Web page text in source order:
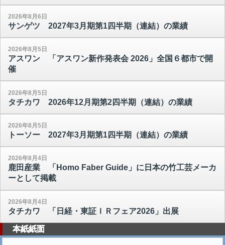
2026年8月6日
サンゲツ 2027年3月期第1四半期（連結）の業績
2026年8月5日
アスワン 「アスワン新作発表会 2026」全国６都市で開
催
2026年8月5日
タチカワ 2026年12月期第2四半期（連結）の業績
2026年8月5日
トーソー 2027年3月期第1四半期（連結）の業績
2026年8月4日
鹿田産業 「Homo Faber Guide」に日本の竹工芸メーカ
ーとして掲載
2026年8月4日
タチカワ 「日経・東証ＩＲフェア2026」出展
本紙紙面